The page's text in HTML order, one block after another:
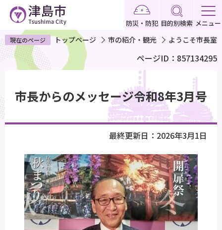
ペ
ー
頭
で
す
防災・防犯 目的別検索 メニュー
現在のページ トップページ 市の紹介・観光 ようこそ市長室
ページID：857134295
市長からのメッセージ令和8年3月号
最終更新日：2026年3月1日